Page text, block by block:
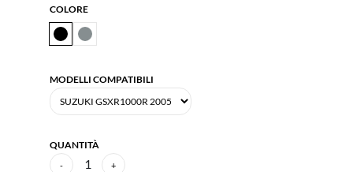
COLORE
MODELLI COMPATIBILI
QUANTITÀ
- 1 +